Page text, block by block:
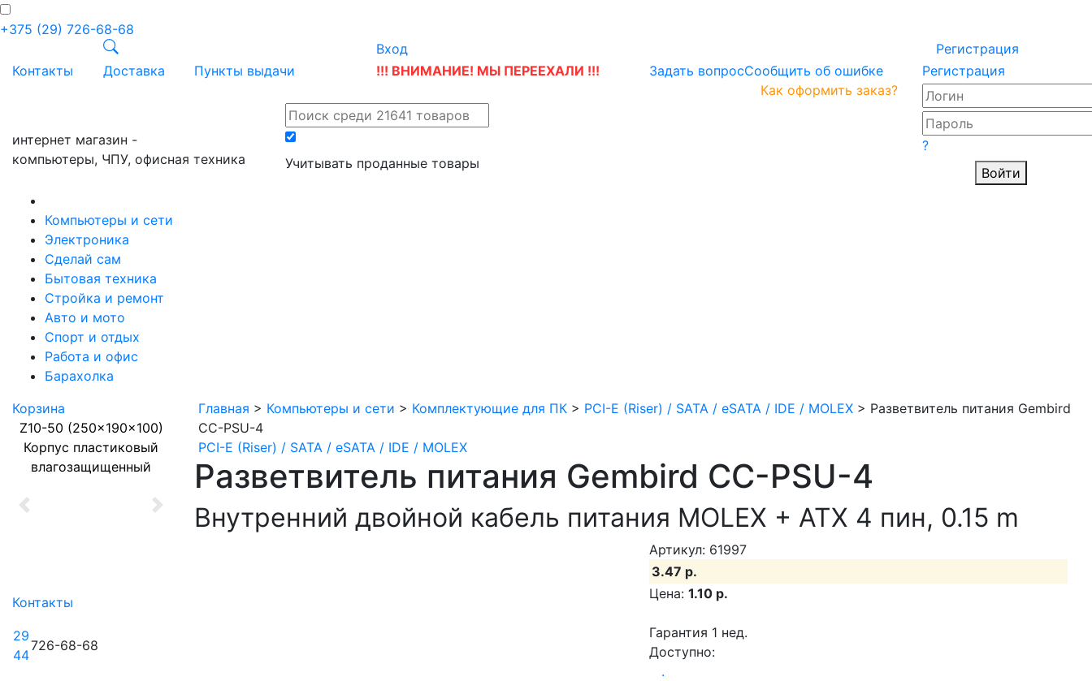
+375 (29) 726-68-68
Вход
Регистрация
Контакты
Доставка Пункты выдачи !!! ВНИМАНИЕ! МЫ ПЕРЕЕХАЛИ !!! Задать вопросСообщить об ошибке Регистрация
интернет магазин -
компьютеры, ЧПУ, офисная техника
Как оформить заказ?
Учитывать проданные товары
?
Войти
Компьютеры и сети
Электроника
Сделай сам
Бытовая техника
Стройка и ремонт
Авто и мото
Спорт и отдых
Работа и офис
Барахолка
Корзина
Z10-50 (250x190x100)
Корпус пластиковый
влагозащищенный
Previous Next
Контакты
29
44
726-68-68
Главная > Компьютеры и сети > Комплектующие для ПК > PCI-E (Riser) / SATA / eSATA / IDE / MOLEX > Разветвитель питания Gembird
CC-PSU-4
PCI-E (Riser) / SATA / eSATA / IDE / MOLEX
Разветвитель питания Gembird CC-PSU-4
Внутренний двойной кабель питания MOLEX + ATX 4 пин, 0.15 m
Артикул: 61997
3.47 р.
Цена: 1.10 р.
Гарантия 1 нед.
Доступно:
.